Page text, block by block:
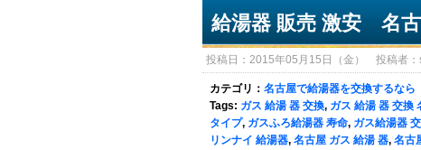
給湯器 販売 激安 名
投稿日：2015年05月15日（金） 投稿者
カテゴリ： 名古屋で給湯器を交換するなら
Tags: ガス 給湯 器 交換, ガス 給湯 器 交換
タイプ, ガスふろ給湯器 寿命, ガス給湯器
リンナイ 給湯器, 名古屋 ガス 給湯 器, 名古